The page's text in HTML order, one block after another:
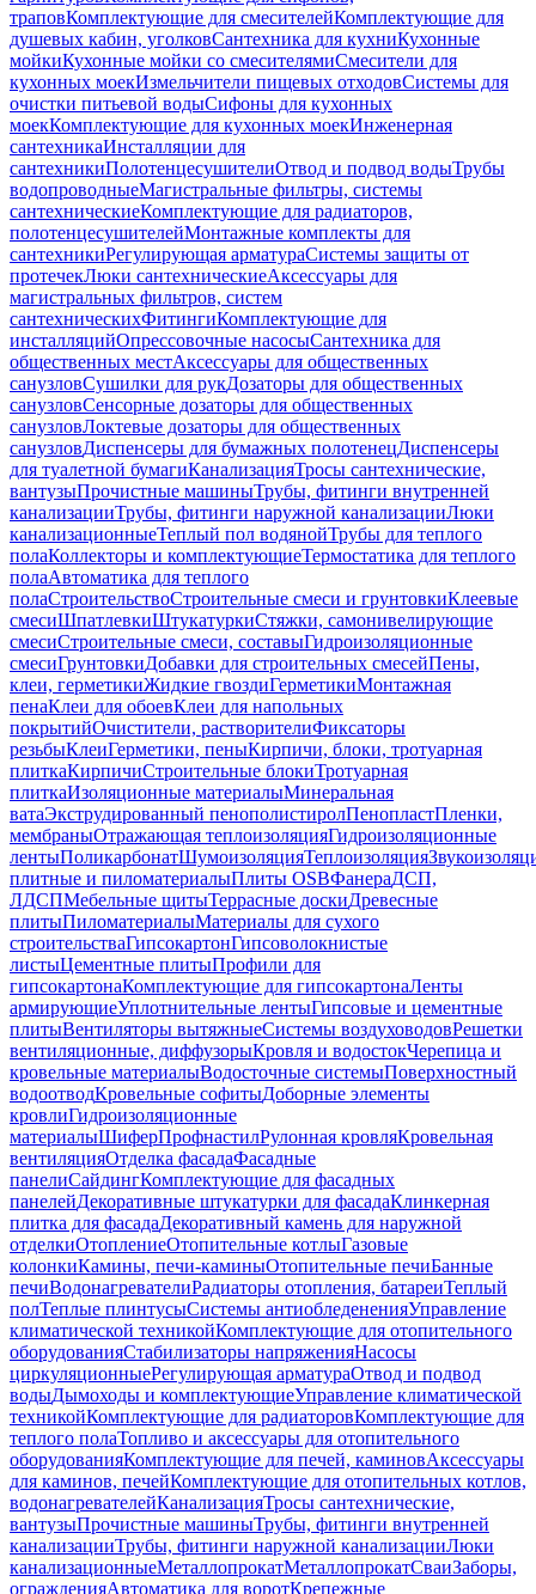
траповКомплектующие для смесителейКомплектующие для
душевых кабин, уголковСантехника для кухниКухонные
мойкиКухонные мойки со смесителямиСмесители для
кухонных моекИзмельчители пищевых отходовСистемы для
очистки питьевой водыСифоны для кухонных
моекКомплектующие для кухонных моекИнженерная
сантехникаИнсталляции для
сантехникиПолотенцесушителиОтвод и подвод водыТрубы
водопроводныеМагистральные фильтры, системы
сантехническиеКомплектующие для радиаторов,
полотенцесушителейМонтажные комплекты для
сантехникиРегулирующая арматураСистемы защиты от
протечекЛюки сантехническиеАксессуары для
магистральных фильтров, систем
сантехническихФитингиКомплектующие для
инсталляцийОпрессовочные насосыСантехника для
общественных местАксессуары для общественных
санузловСушилки для рукДозаторы для общественных
санузловСенсорные дозаторы для общественных
санузловЛоктевые дозаторы для общественных
санузловДиспенсеры для бумажных полотенецДиспенсеры
для туалетной бумагиКанализацияТросы сантехнические,
вантузыПрочистные машиныТрубы, фитинги внутренней
канализацииТрубы, фитинги наружной канализацииЛюки
канализационныеТеплый пол водянойТрубы для теплого
полаКоллекторы и комплектующиеТермостатика для теплого
полаАвтоматика для теплого
полаСтроительствоСтроительные смеси и грунтовкиКлеевые
смесиШпатлевкиШтукатуркиСтяжки, самонивелирующие
смесиСтроительные смеси, составыГидроизоляционные
смесиГрунтовкиДобавки для строительных смесейПены,
клеи, герметикиЖидкие гвоздиГерметикиМонтажная
пенаКлеи для обоевКлеи для напольных
покрытийОчистители, растворителиФиксаторы
резьбыКлеиГерметики, пеныКирпичи, блоки, тротуарная
плиткаКирпичиСтроительные блокиТротуарная
плиткаИзоляционные материалыМинеральная
ватаЭкструдированный пенополистиролПенопластПленки,
мембраныОтражающая теплоизоляцияГидроизоляционные
лентыПоликарбонатШумоизоляцияТеплоизоляция
плитные и пиломатериалыПлиты OSBФанераДСП,
ЛДСПМебельные щитыТеррасные доскиДревесные
плитыПиломатериалыМатериалы для сухого
строительстваГипсокартонГипсоволокнистые
листыЦементные плитыПрофили для
гипсокартонаКомплектующие для гипсокартонаЛенты
армирующиеУплотнительные лентыГипсовые и цементные
плитыВентиляторы вытяжныеСистемы воздуховодовРешетки
вентиляционные, диффузорыКровля и водостокЧерепица и
кровельные материалыВодосточные системыПоверхностный
водоотводКровельные софитыДоборные элементы
кровлиГидроизоляционные
материалыШиферПрофнастилРулонная кровляКровельная
вентиляцияОтделка фасадаФасадные
панелиСайдингКомплектующие для фасадных
панелейДекоративные штукатурки для фасадаКлинкерная
плитка для фасадаДекоративный камень для наружной
отделкиОтоплениеОтопительные котлыГазовые
колонкиКамины, печи-каминыОтопительные печиБанные
печиВодонагревателиРадиаторы отопления, батареиТеплый
полТеплые плинтусыСистемы антиобледененияУправление
климатической техникойКомплектующие для отопительного
оборудованияСтабилизаторы напряженияНасосы
циркуляционныеРегулирующая арматураОтвод и подвод
водыДымоходы и комплектующиеУправление климатической
техникойКомплектующие для радиаторовКомплектующие для
теплого полаТопливо и аксессуары для отопительного
оборудованияКомплектующие для печей, каминовАксессуары
для каминов, печейКомплектующие для отопительных котлов,
водонагревателейКанализацияТросы сантехнические,
вантузыПрочистные машиныТрубы, фитинги внутренней
канализацииТрубы, фитинги наружной канализацииЛюки
канализационныеМеталлопрокатМеталлопрокатСваиЗаборы,
огражденияАвтоматика для воротКрепежные